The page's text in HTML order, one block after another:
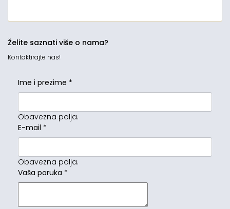
Želite saznati više o nama?
Kontaktirajte nas!
Ime i prezime *
Obavezna polja.
E-mail *
Obavezna polja.
Vaša poruka *